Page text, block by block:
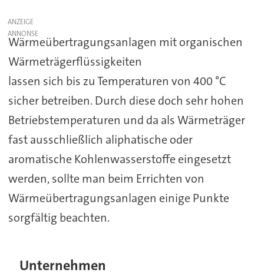
ANZEIGE
Wärmeübertragungsanlagen mit organischen
Wärmeträgerflüssigkeiten
lassen sich bis zu Temperaturen von 400 °C
sicher betreiben. Durch diese doch sehr hohen
Betriebstemperaturen und da als Wärmeträger
fast ausschließlich aliphatische oder
aromatische Kohlenwasserstoffe eingesetzt
werden, sollte man beim Errichten von
Wärmeübertragungsanlagen einige Punkte
sorgfältig beachten.
Unternehmen